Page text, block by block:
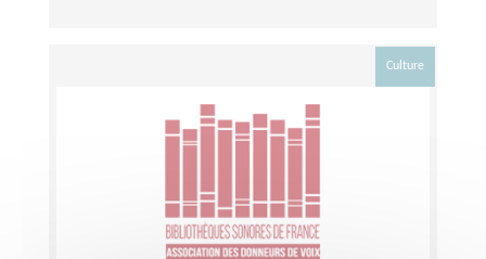
Culture